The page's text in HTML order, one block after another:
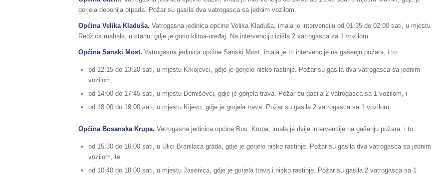
gorjela deponija otpada. Požar su gasila dva vatrogasca sa jednim vozilom.
Općina Velika Kladuša. Vatrogasna jedinica općine Velika Kladuša, imala je intervenciju od 01:35 do 02:00 sati, u mjestu
Redžića mahala, u stanu, gdje je gorio klima-uređaj. Na intervenciju izišla 2 vatrogasca sa 1 vozilom.
Općina Sanski Most. Vatrogasna jedinica općine Sanski Most, imala je tri intervencije na gašenju požara, i to:
od 12:15 do 13:20 sati, u mjestu Krkojevci, gdje je gorjelo nisko rastinje. Požar su gasila dva vatrogasca sa jednim
vozilom,
od 14:00 do 17:45 sati, u mjestu Demiševci, gdje je gorjela trava. Požar su gasila 2 vatrogasca sa 1 vozilom, i
od 18:00 do 19:00 sati, u mjestu Kijevo, gdje je gorjela trava. Požar su gasila 2 vatrogasca sa 1 vozilom.
Općina Bosanska Krupa. Vatrogasna jedinica općine Bos. Krupa, imala je dvije intervencije na gašenju požara, i to:
od 15:30 do 16:00 sati, u Ulici Branilaca grada, gdje je gorjelo nisko rastinje. Požar su gasila dva vatrogasca sa jednim
vozilom, te
od 10:40 do 18:00 sati, u mjestu Jasenica, gdje je gorjela trava i nisko rastinje. Požar su gasila 2 vatrogasca sa 1